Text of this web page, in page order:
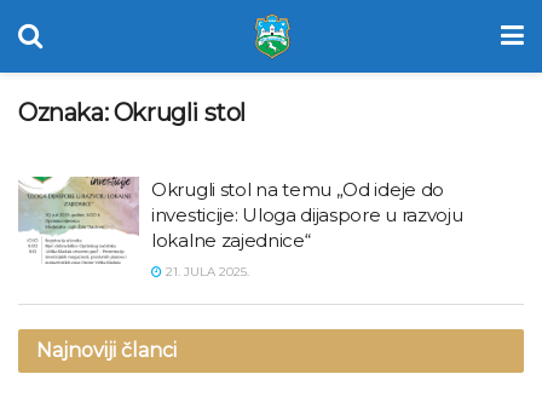
Oznaka:Okrugli stol
Okrugli stol na temu „Od ideje do
investicije: Uloga dijaspore u razvoju
lokalne zajednice“
21. JULA 2025.
Najnoviji članci